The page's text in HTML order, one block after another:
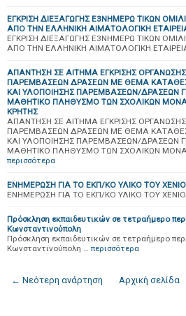
ΕΓΚΡΙΣΗ ΔΙΕΞΑΓΩΓΗΣ Ε3ΝΗΜΕΡΩ ΤΙΚΩΝ
ΑΠΟ ΤΗΝ ΕΛΛΗΝΙΚΗ ΑΙΜΑΤΟΛΟΓΙΚΗ
ΕΓΚΡΙΣΗ ΔΙΕΞΑΓΩΓΗΣ Ε3ΝΗΜΕΡΩ ΤΙΚΩΝ
ΑΠΟ ΤΗΝ ΕΛΛΗΝΙΚΗ ΑΙΜΑΤΟΛΟΓΙΚΗ
ΑΠΑΝΤΗΣΗ ΣΕ ΑΙΤΗΜΑ ΕΓΚΡΙΣΗΣ
ΠΑΡΕΜΒΑΣΕΩΝ ΔΡΑΣΕΩΝ ΜΕ ΘΕΜΑ
ΚΑΙ ΥΛΟΠΟΙΗΣΗΣ ΠΑΡΕΜΒΑΣΕΩΝ/ΔΡΑΣΕΩΝ
ΜΑΘΗΤΙΚΟ ΠΛΗΘΥΣΜΟ ΤΩΝ ΣΧΟΛΙΚΩΝ
ΚΡΗΤΗΣ
ΑΠΑΝΤΗΣΗ ΣΕ ΑΙΤΗΜΑ ΕΓΚΡΙΣΗΣ
ΠΑΡΕΜΒΑΣΕΩΝ ΔΡΑΣΕΩΝ ΜΕ ΘΕΜΑ
ΚΑΙ ΥΛΟΠΟΙΗΣΗΣ ΠΑΡΕΜΒΑΣΕΩΝ/ΔΡΑΣΕΩΝ
ΜΑΘΗΤΙΚΟ ΠΛΗΘΥΣΜΟ ΤΩΝ ΣΧΟΛΙΚΩΝ
περισσότερα
ΕΝΗΜΕΡΩΣΗ ΓΙΑ ΤΟ ΕΚΠ/ΚΟ ΥΛΙΚΟ ΤΟΥ
ΕΝΗΜΕΡΩΣΗ ΓΙΑ ΤΟ ΕΚΠ/ΚΟ ΥΛΙΚΟ ΤΟΥ
Πρόσκληση εκπαιδευτικών σε τετραήμερο
Κωνσταντινούπολη
Πρόσκληση εκπαιδευτικών σε τετραήμερο
Κωνσταντινούπολη … περισσότερα
← Νεότερη ανάρτηση Αρχική σελίδα